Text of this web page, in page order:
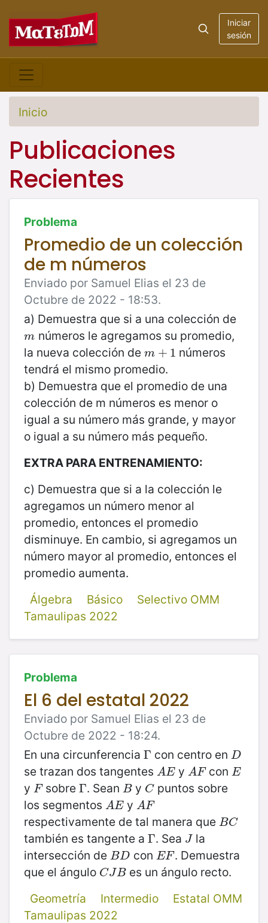
Iniciar
sesión
Inicio
Publicaciones
Recientes
Problema
Promedio de un colección
de m números
Enviado por Samuel Elias el 23 de
Octubre de 2022 - 18:53.
a) Demuestra que si a una colección de
m
m números le agregamos su promedio,
la nueva colección de m + 1
m+1
números
tendrá el mismo promedio.
b) Demuestra que el promedio de una
colección de m números es menor o
igual a su número más grande, y mayor
o igual a su número más pequeño.
EXTRA PARA ENTRENAMIENTO:
c) Demuestra que si a la colección le
agregamos un número menor al
promedio, entonces el promedio
disminuye. En cambio, si agregamos un
número mayor al promedio, entonces el
promedio aumenta.
Álgebra
Básico
Selectivo OMM
Tamaulipas 2022
Problema
El 6 del estatal 2022
Enviado por Samuel Elias el 23 de
Octubre de 2022 - 18:24.
En una circunferencia Γ
Γ con centro en D
D
se trazan dos tangentes A E
AE y A F
AF con E
E
y F
Fsobre Γ
Γ. Sean B
B y C
Cpuntos sobre
los segmentos A E
AE y A F
AF
respectivamente de tal manera que BC
BC
también es tangente a Γ
Γ. Sea J
J la
intersección de BD
BD con EF
EF . Demuestra
que el ángulo CJ B
CJB es un ángulo recto.
Geometría
Intermedio
Estatal OMM
Tamaulipas 2022